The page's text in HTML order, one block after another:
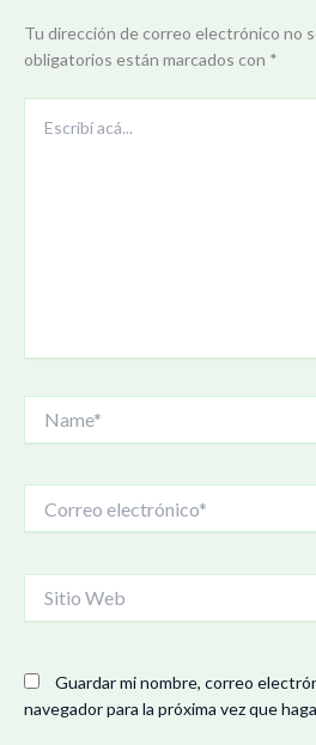
Tu dirección de correo electrónico no
obligatorios están marcados con *
acá...
electrónico*
Web
Guardar mi nombre, correo
navegador para la próxima vez que